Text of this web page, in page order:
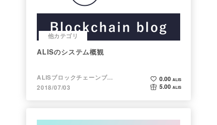
他カテゴリ
ALISのシステム概観
ALISブロックチェーンブログ
2018/07/03
0.00 ALIS
5.00 ALIS